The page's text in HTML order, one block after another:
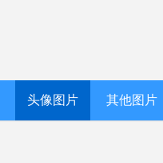
头像图片 其他图片